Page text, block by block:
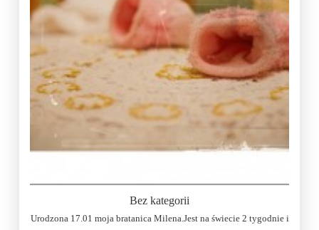
Bez kategorii
Urodzona 17.01 moja bratanica Milena.Jest na świecie 2 tygodnie i